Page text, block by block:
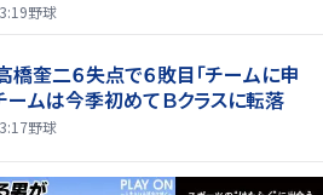
野球
高橋奎二６失点で６敗目「チームに申
ームは今季初めてＢクラスに転落
野球